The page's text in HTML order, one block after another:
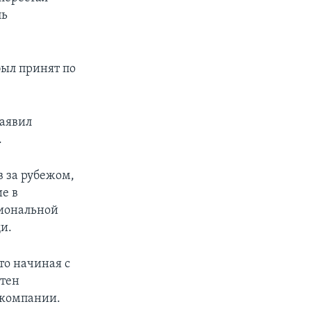
принят по
за рубежом,
в
начиная с